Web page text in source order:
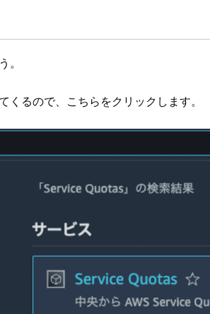
るので、こちらをクリックします。